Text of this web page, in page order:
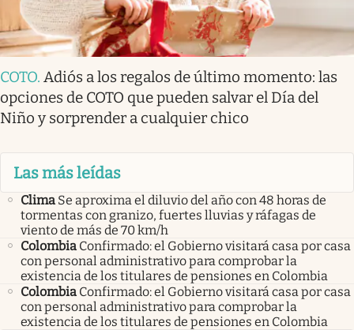
COTO. Adiós a los regalos de último momento: las
opciones de COTO que pueden salvar el Día del
Niño y sorprender a cualquier chico
Las más leídas
Clima Se aproxima el diluvio del año con 48 horas de
tormentas con granizo, fuertes lluvias y ráfagas de
viento de más de 70 km/h
Colombia Confirmado: el Gobierno visitará casa por casa
con personal administrativo para comprobar la
existencia de los titulares de pensiones en Colombia
Colombia Confirmado: el Gobierno visitará casa por casa
con personal administrativo para comprobar la
existencia de los titulares de pensiones en Colombia